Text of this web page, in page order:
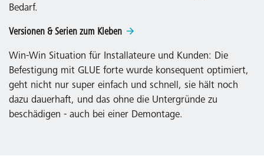
Bedarf.
Versionen & Serien zum Kleben
Win-Win Situation für Installateure und Kunden: Die
Befestigung mit GLUE forte wurde konsequent optimiert,
geht nicht nur super einfach und schnell, sie hält noch
dazu dauerhaft, und das ohne die Untergründe zu
beschädigen - auch bei einer Demontage.